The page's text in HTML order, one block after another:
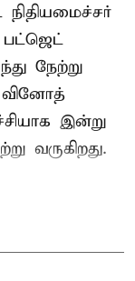
பட்ஜெட்
நேற்று
இன்று
வருகிறது.